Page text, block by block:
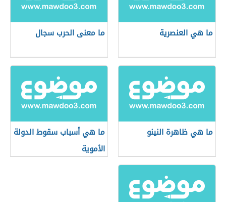
ما هي العنصرية ما معنى الحرب سجال
ما هي ظاهرة النينو
ما هي أسباب سقوط الدولة
الأموية